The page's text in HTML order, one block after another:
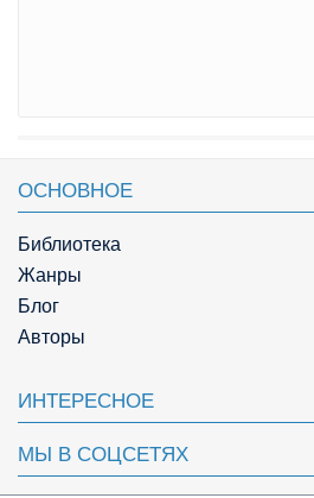
ОСНОВНОЕ
Библиотека
Жанры
Блог
Авторы
ИНТЕРЕСНОЕ
МЫ В СОЦСЕТЯХ